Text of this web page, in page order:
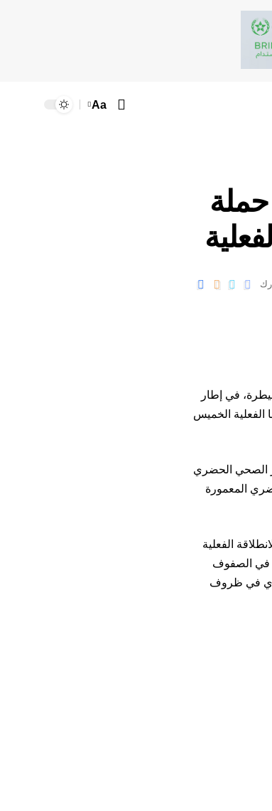
Aa
في إطار
الفعلية الخميس
بالمركز الصحي الحضري
المعمورة
الفعلية
في الصفوف
مبرزا أن العملية تجري في ظروف